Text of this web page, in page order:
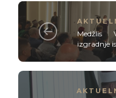
Medžlis
izgradnje